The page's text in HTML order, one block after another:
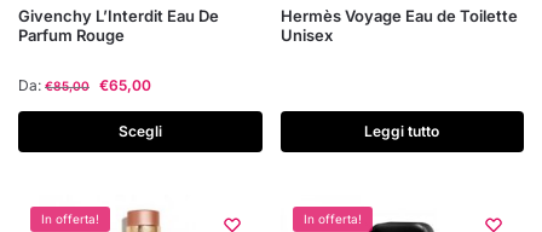
Givenchy L’Interdit Eau De
Parfum Rouge
Da: €85,00 €65,00
Scegli
Questo
prodotto
Le
possono
Hermès Voyage Eau de Toilette
Unisex
Leggi tutto
In offerta! In offerta!